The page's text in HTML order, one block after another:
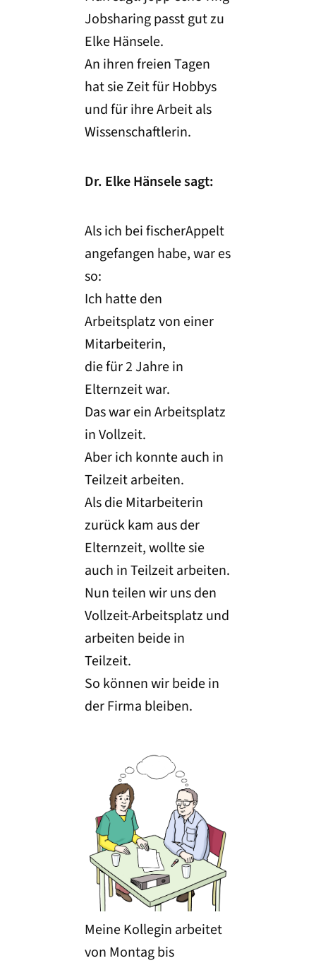
Jobsharing passt gut zu
Elke Hänsele.
An ihren freien Tagen
hat sie Zeit für Hobbys
und für ihre Arbeit als
Wissenschaftlerin.
Dr. Elke Hänsele sagt:
Als ich bei fischerAppelt
angefangen habe, war es
so:
Ich hatte den
Arbeitsplatz von einer
Mitarbeiterin,
die für 2 Jahre in
Elternzeit war.
Das war ein Arbeitsplatz
in Vollzeit.
Aber ich konnte auch in
Teilzeit arbeiten.
Als die Mitarbeiterin
zurück kam aus der
Elternzeit, wollte sie
auch in Teilzeit arbeiten.
Nun teilen wir uns den
Vollzeit-Arbeitsplatz und
arbeiten beide in
Teilzeit.
So können wir beide in
der Firma bleiben.
Meine Kollegin arbeitet
von Montag bis